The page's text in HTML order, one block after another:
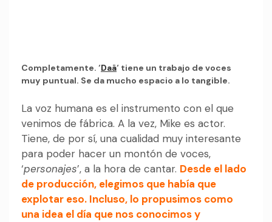
Completamente. ‘Daä‘ tiene un trabajo de voces
muy puntual. Se da mucho espacio a lo tangible.
La voz humana es el instrumento con el que
venimos de fábrica. A la vez, Mike es actor.
Tiene, de por sí, una cualidad muy interesante
para poder hacer un montón de voces,
‘personajes’, a la hora de cantar. Desde el lado
de producción, elegimos que había que
explotar eso. Incluso, lo propusimos como
una idea el día que nos conocimos y